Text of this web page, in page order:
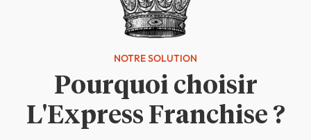
NOTRE SOLUTION
Pourquoi choisir
L'Express Franchise ?